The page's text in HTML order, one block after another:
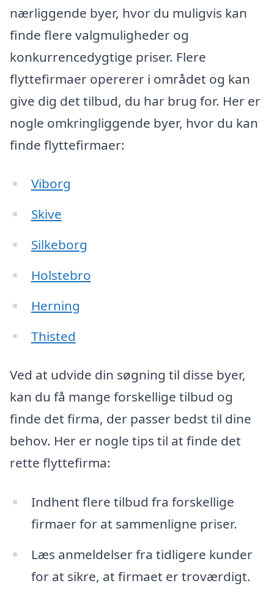
nærliggende byer, hvor du muligvis kan
finde flere valgmuligheder og
konkurrencedygtige priser. Flere
flyttefirmaer opererer i området og kan
give dig det tilbud, du har brug for. Her er
nogle omkringliggende byer, hvor du kan
finde flyttefirmaer:
Viborg
Skive
Silkeborg
Holstebro
Herning
Thisted
Ved at udvide din søgning til disse byer,
kan du få mange forskellige tilbud og
finde det firma, der passer bedst til dine
behov. Her er nogle tips til at finde det
rette flyttefirma:
Indhent flere tilbud fra forskellige
firmaer for at sammenligne priser.
Læs anmeldelser fra tidligere kunder
for at sikre, at firmaet er troværdigt.